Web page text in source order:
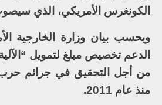
الكونغرس الأمريكي، الذي
وبحسب بيان وزارة الخارجية
الدعم تخصيص مبلغ لتمويل
من أجل التحقيق في جرائم
منذ عام 2011.